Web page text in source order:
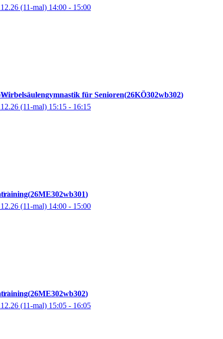
(11-mal) 14:00 - 15:00
für Senioren 26KÖ302wb302
(11-mal) 15:15 - 16:15
26ME302wb301
(11-mal) 14:00 - 15:00
26ME302wb302
(11-mal) 15:05 - 16:05